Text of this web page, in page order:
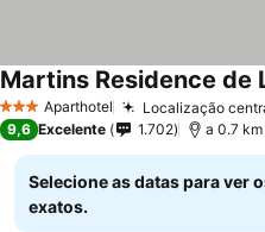
3 EstrelasAparthotel Localização
Martins Residence de
9,6 Excelente 1.702 a 0.7
Selecione as datas para ver
exatos.